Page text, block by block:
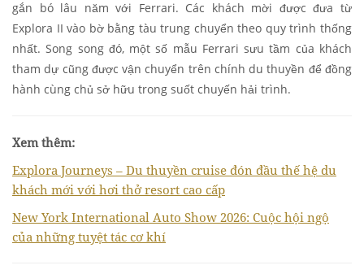
gắn bó lâu năm với Ferrari. Các khách mời được đưa từ
Explora II vào bờ bằng tàu trung chuyển theo quy trình thống
nhất. Song song đó, một số mẫu Ferrari sưu tầm của khách
tham dự cũng được vận chuyển trên chính du thuyền để đồng
hành cùng chủ sở hữu trong suốt chuyến hải trình.
Xem thêm:
Explora Journeys – Du thuyền cruise đón đầu thế hệ du
khách mới với hơi thở resort cao cấp
New York International Auto Show 2026: Cuộc hội ngộ
của những tuyệt tác cơ khí